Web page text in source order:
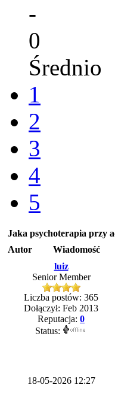
-
0
Średnio
1
2
3
4
5
Jaka psychoterapia przy
Autor
Wiadomość
luiz
Senior Member
Liczba postów: 365
Dołączył: Feb 2013
Reputacja: 0
Status:
18-05-2026 12:27